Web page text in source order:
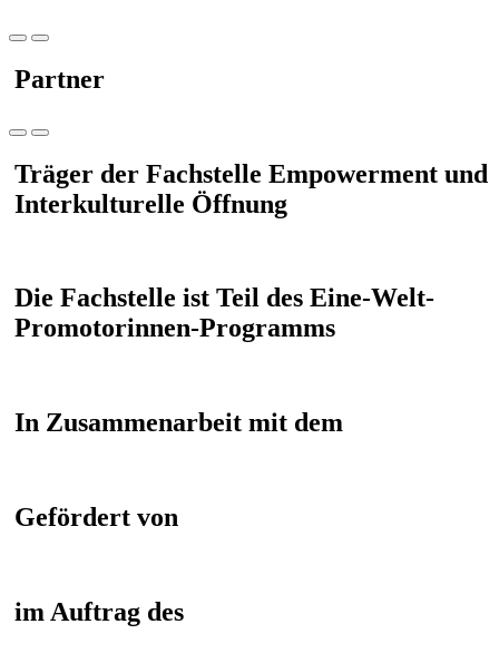
Partner
Träger der Fachstelle Empowerment und
Interkulturelle Öffnung
Die Fachstelle ist Teil des Eine-Welt-
Promotorinnen-Programms
In Zusammenarbeit mit dem
Gefördert von
im Auftrag des